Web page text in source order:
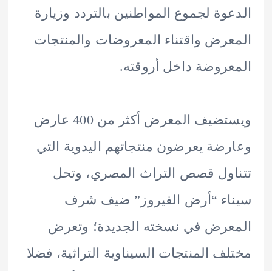
لجموع المواطنين بالتردد وزيارة
واقتناء المعروضات والمنتجات
داخل أروقته.
ويستضيف المعرض أكثر من 400 عارض
يعرضون منتجاتهم اليدوية التي
قصص التراث المصري، وتحل
“أرض الفيروز” ضيف شرف
في نسخته الجديدة؛ وتعرض
المنتجات السيناوية التراثية، فضلا